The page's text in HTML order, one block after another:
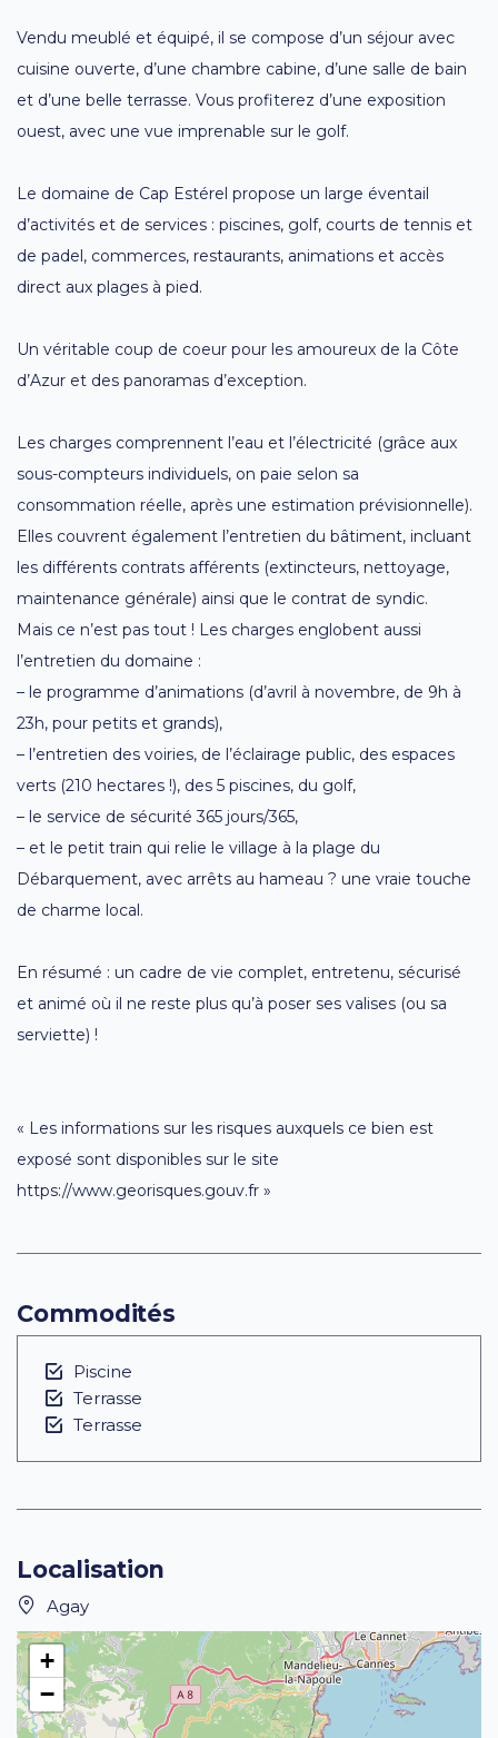
Vendu meublé et équipé, il se compose d’un séjour avec
cuisine ouverte, d’une chambre cabine, d’une salle de bain
et d’une belle terrasse. Vous profiterez d’une exposition
ouest, avec une vue imprenable sur le golf.
Le domaine de Cap Estérel propose un large éventail
d’activités et de services : piscines, golf, courts de tennis et
de padel, commerces, restaurants, animations et accès
direct aux plages à pied.
Un véritable coup de coeur pour les amoureux de la Côte
d’Azur et des panoramas d’exception.
Les charges comprennent l’eau et l’électricité (grâce aux
sous-compteurs individuels, on paie selon sa
consommation réelle, après une estimation prévisionnelle).
Elles couvrent également l’entretien du bâtiment, incluant
les différents contrats afférents (extincteurs, nettoyage,
maintenance générale) ainsi que le contrat de syndic.
Mais ce n’est pas tout ! Les charges englobent aussi
l’entretien du domaine :
– le programme d’animations (d’avril à novembre, de 9h à
23h, pour petits et grands),
– l’entretien des voiries, de l’éclairage public, des espaces
verts (210 hectares !), des 5 piscines, du golf,
– le service de sécurité 365 jours/365,
– et le petit train qui relie le village à la plage du
Débarquement, avec arrêts au hameau ? une vraie touche
de charme local.
En résumé : un cadre de vie complet, entretenu, sécurisé
et animé où il ne reste plus qu’à poser ses valises (ou sa
serviette) !
« Les informations sur les risques auxquels ce bien est
exposé sont disponibles sur le site
https://www.georisques.gouv.fr »
Commodités
Piscine
Terrasse
Terrasse
Localisation
Agay
+
−